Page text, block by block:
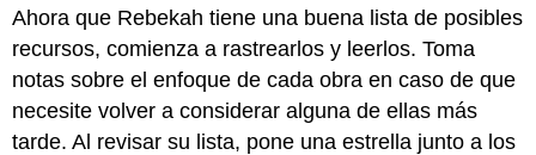
Ahora que Rebekah tiene una buena lista de posibles
recursos, comienza a rastrearlos y leerlos. Toma
notas sobre el enfoque de cada obra en caso de que
necesite volver a considerar alguna de ellas más
tarde. Al revisar su lista, pone una estrella junto a los